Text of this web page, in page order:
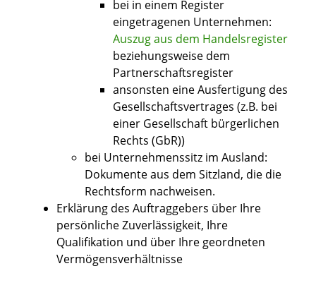
bei in einem Register
eingetragenen Unternehmen:
Auszug aus dem Handelsregister
beziehungsweise dem
Partnerschaftsregister
ansonsten eine Ausfertigung des
Gesellschaftsvertrages (z.B. bei
einer Gesellschaft bürgerlichen
Rechts (GbR))
bei Unternehmenssitz im Ausland:
Dokumente aus dem Sitzland, die die
Rechtsform nachweisen.
Erklärung des Auftraggebers über Ihre
persönliche Zuverlässigkeit, Ihre
Qualifikation und über Ihre geordneten
Vermögensverhältnisse